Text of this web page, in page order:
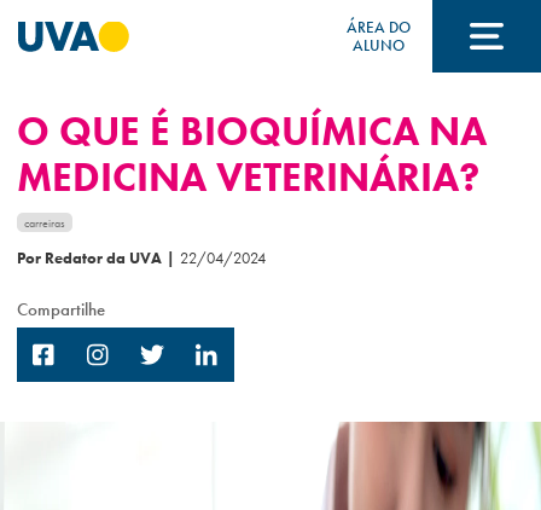
ÁREA DO
ALUNO
A UVA
CURSOS
FORMAS DE INGRESSO
O QUE É BIOQUÍMICA NA
MEDICINA VETERINÁRIA?
carreiras
Por Redator da UVA | 22/04/2024
Compartilhe